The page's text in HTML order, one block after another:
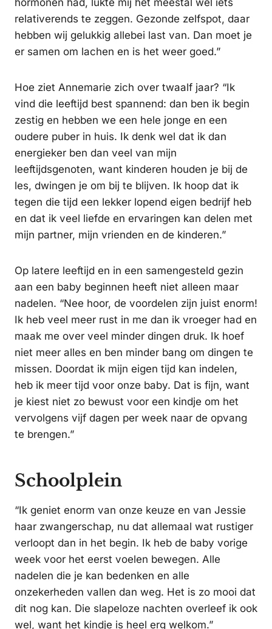
hormonen had, lukte mij het meestal wel iets
relativerends te zeggen. Gezonde zelfspot, daar
hebben wij gelukkig allebei last van. Dan moet je
er samen om lachen en is het weer goed.”
Hoe ziet Annemarie zich over twaalf jaar? “Ik
vind die leeftijd best spannend: dan ben ik begin
zestig en hebben we een hele jonge en een
oudere puber in huis. Ik denk wel dat ik dan
energieker ben dan veel van mijn
leeftijdsgenoten, want kinderen houden je bij de
les, dwingen je om bij te blijven. Ik hoop dat ik
tegen die tijd een lekker lopend eigen bedrijf heb
en dat ik veel liefde en ervaringen kan delen met
mijn partner, mijn vrienden en de kinderen.”
Op latere leeftijd en in een samengesteld gezin
aan een baby beginnen heeft niet alleen maar
nadelen. “Nee hoor, de voordelen zijn juist enorm!
Ik heb veel meer rust in me dan ik vroeger had en
maak me over veel minder dingen druk. Ik hoef
niet meer alles en ben minder bang om dingen te
missen. Doordat ik mijn eigen tijd kan indelen,
heb ik meer tijd voor onze baby. Dat is fijn, want
je kiest niet zo bewust voor een kindje om het
vervolgens vijf dagen per week naar de opvang
te brengen.”
Schoolplein
“Ik geniet enorm van onze keuze en van Jessie
haar zwangerschap, nu dat allemaal wat rustiger
verloopt dan in het begin. Ik heb de baby vorige
week voor het eerst voelen bewegen. Alle
nadelen die je kan bedenken en alle
onzekerheden vallen dan weg. Het is zo mooi dat
dit nog kan. Die slapeloze nachten overleef ik ook
wel, want het kindje is heel erg welkom.”